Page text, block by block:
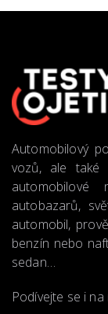
Automobilový
vozů, ale také
automobilové
autobazarů,
automobil,
benzín nebo
sedan…
Podívejte se i na